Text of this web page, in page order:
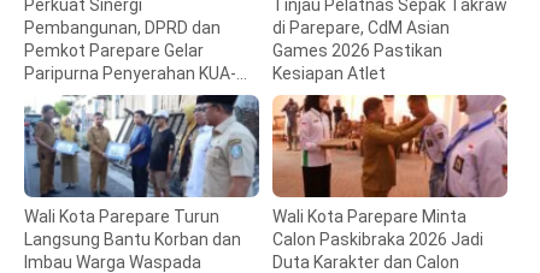
Perkuat Sinergi
Pembangunan, DPRD dan
Pemkot Parepare Gelar
Paripurna Penyerahan KUA-
PPAS 2027
Tinjau Pelatnas Sepak Takraw
di Parepare, CdM Asian
Games 2026 Pastikan
Kesiapan Atlet
Wali Kota Parepare Turun
Langsung Bantu Korban dan
Imbau Warga Waspada
Wali Kota Parepare Minta
Calon Paskibraka 2026 Jadi
Duta Karakter dan Calon